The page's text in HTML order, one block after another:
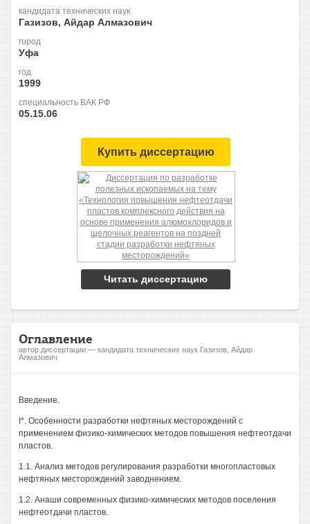
кандидата технических наук
Газизов, Айдар Алмазович
город
Уфа
год
1999
специальность ВАК РФ
05.15.06
Купить диссертацию
Читать диссертацию
Оглавление
автор диссертации — кандидата технических наук Газизов, Айдар
Алмазович
Введение.
I*. Особенности разработки нефтяных месторождений с
применением физико-химических методов повышения нефтеотдачи
пластов.
1.1. Анализ методов регулирования разработки многопластовых
нефтяных месторождений заводнением.
1.2. Анаши современных физико-химических методов поселения
нефтеотдачи пластов.